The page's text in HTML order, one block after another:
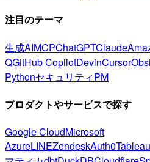
注目のテーマ
生成AIMCPChatGPTClaude
QGitHub CopilotDevinCursor
PythonセキュリティPM
プロダクトやサービスで探す
Google CloudMicrosoft
AzureLINEZendeskAuth0Tableau